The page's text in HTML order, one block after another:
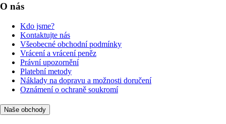
O nás
Kdo jsme?
Kontaktujte nás
Všeobecné obchodní podmínky
Vrácení a vrácení peněz
Právní upozornění
Platební metody
Náklady na dopravu a možnosti doručení
Oznámení o ochraně soukromí
Naše obchody